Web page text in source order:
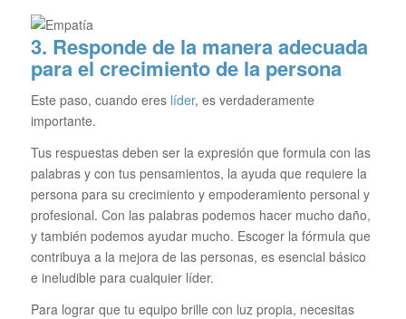
3. Responde de la manera adecuada
para el crecimiento de la persona
Este paso, cuando ereslíder, es verdaderamente
importante.
Tus respuestas deben ser la expresión que formula con las
palabras y con tus pensamientos, la ayuda que requiere la
persona para su crecimiento y empoderamiento personal y
profesional. Con las palabras podemos hacer mucho daño,
y también podemos ayudar mucho. Escoger la fórmula que
contribuya a la mejora de las personas, es esencial básico
e ineludible para cualquier líder.
Para lograr que tu equipo brille con luz propia, necesitas